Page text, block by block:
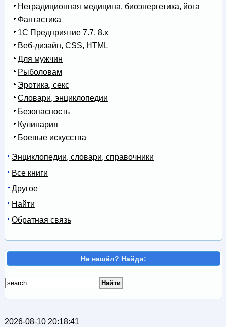
Нетрадиционная медицина, биоэнергетика, йога
Фантастика
1С Предприятие 7.7, 8.x
Веб-дизайн, CSS, HTML
Для мужчин
Рыболовам
Эротика, секс
Словари, энциклопедии
Безопасность
Кулинария
Боевые искусства
Энциклопедии, словари, справочники
Все книги
Другое
Найти
Обратная связь
Не нашёл? Найди:
2026-08-10 20:18:41